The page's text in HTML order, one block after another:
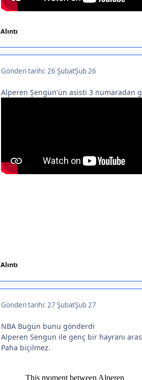
Alıntı
Gönderi tarihi: 26 ŞubatŞub 26
Alperen Şengün'ün asisti 3 numaradan
Alıntı
Gönderi tarihi: 27 ŞubatŞub 27
NBA Bugün bunu gönderdi
Alperen Sengun ile genç bir hayranı
Paha biçilmez.